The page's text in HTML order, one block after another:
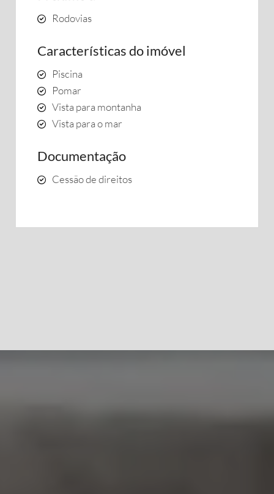
Rodovias
Características do imóvel
Piscina
Pomar
Vista para montanha
Vista para o mar
Documentação
Cessão de direitos